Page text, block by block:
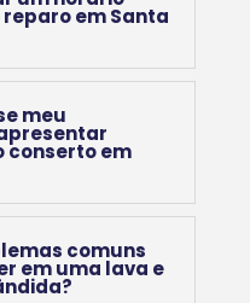
em Santa
meu
conserto em
comuns
em uma lava e